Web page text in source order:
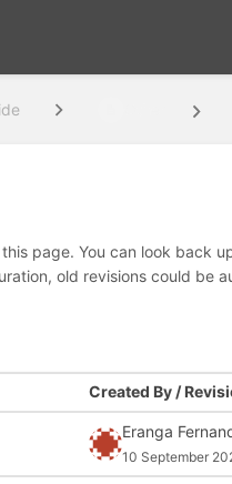
page. You can look back
old revisions could be
Created By /
Eranga
10 September